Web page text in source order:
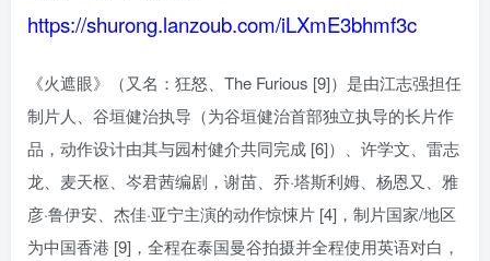
https://shurong.lanzoub.com/iLXmE3bhmf3c
《火遮眼》（又名：狂怒、The Furious [9]）是由江志强担任
制片人、谷垣健治执导（为谷垣健治首部独立执导的长片作
品，动作设计由其与园村健介共同完成 [6]）、许学文、雷志
龙、麦天枢、岑君茜编剧，谢苗、乔·塔斯利姆、杨恩又、雅
彦·鲁伊安、杰佳·亚宁主演的动作惊悚片 [4]，制片国家/地区
为中国香港 [9]，全程在泰国曼谷拍摄并全程使用英语对白，